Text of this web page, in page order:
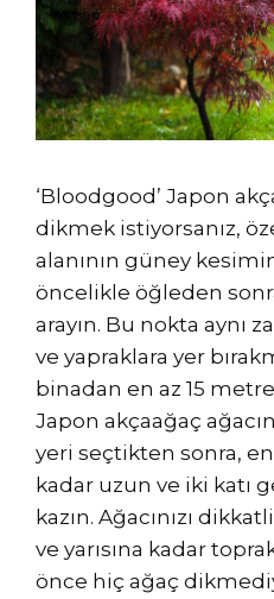
‘Bloodgood’ Japon
dikmek istiyorsanız,
alanının güney
öncelikle öğleden
arayın. Bu nokta aynı
ve yapraklara yer
binadan en az 15
Japon akçaağaç
yeri seçtikten sonra,
kadar uzun ve iki katı
kazın. Ağacınızı
ve yarısına kadar
önce hiç ağaç